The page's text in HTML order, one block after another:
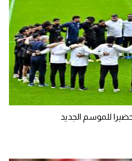
للموسم الجديد